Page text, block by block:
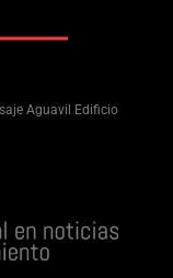
Aguavil Edificio